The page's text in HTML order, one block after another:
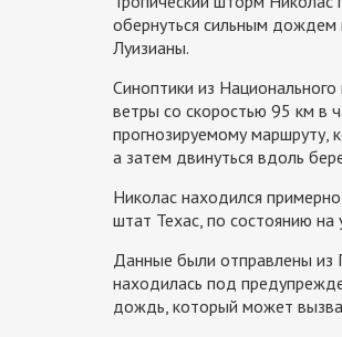
обернуться сильным
Луизианы.
Синоптики из
ветры со скоростью 95 км в
прогнозируемому
а затем двинуться вдоль
Николас находился
штат Техас, по состоянию на
Данные были отправлены из
находилась под
дождь, который может